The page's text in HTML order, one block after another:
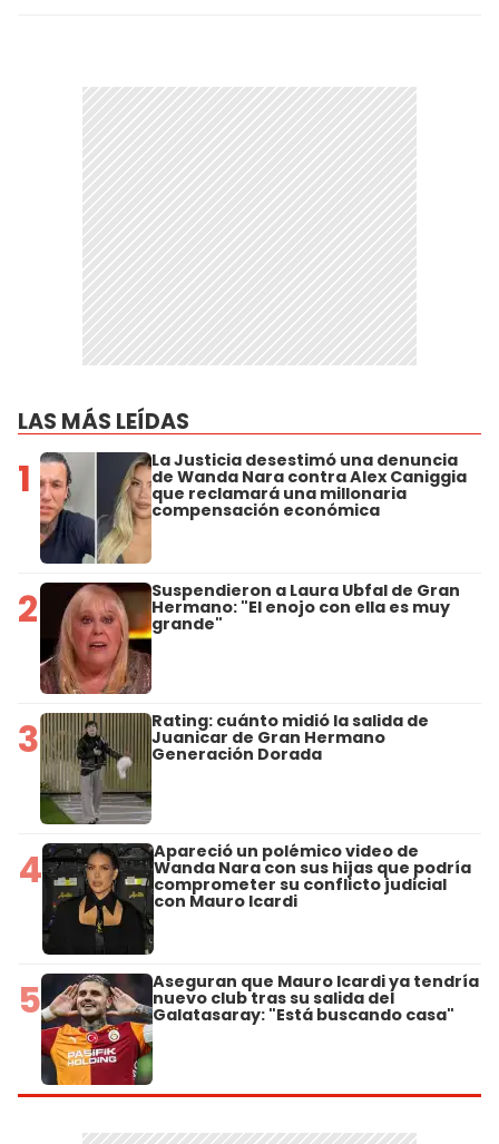
LAS MÁS LEÍDAS
1 La Justicia desestimó una denuncia
de Wanda Nara contra Alex Caniggia
que reclamará una millonaria
compensación económica
2 Suspendieron a Laura Ubfal de Gran
Hermano: "El enojo con ella es muy
grande"
3 Rating: cuánto midió la salida de
Juanicar de Gran Hermano
Generación Dorada
4 Apareció un polémico video de
Wanda Nara con sus hijas que podría
comprometer su conflicto judicial
con Mauro Icardi
5 Aseguran que Mauro Icardi ya tendría
nuevo club tras su salida del
Galatasaray: "Está buscando casa"